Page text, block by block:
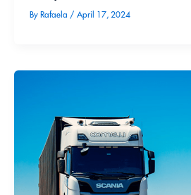
By Rafaela / April 17, 2024